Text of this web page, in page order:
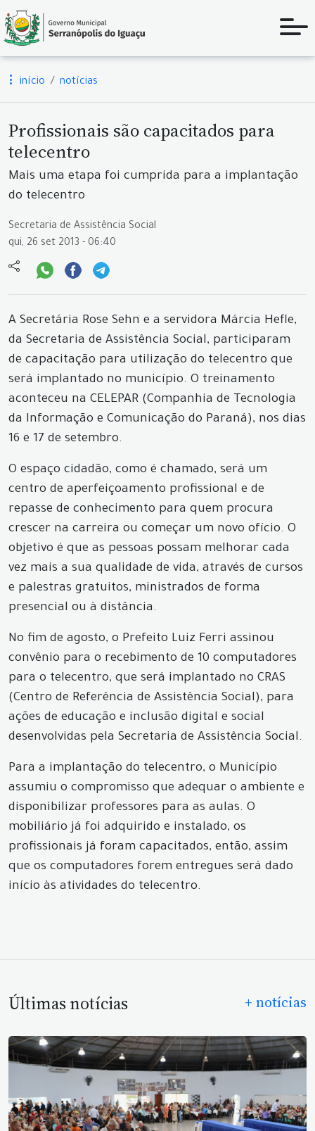
início notícias
Profissionais são capacitados para
telecentro
Mais uma etapa foi cumprida para a implantação
do telecentro
Secretaria de Assistência Social
qui, 26 set 2013 - 06:40
A Secretária Rose Sehn e a servidora Márcia Hefle,
da Secretaria de Assistência Social, participaram
de capacitação para utilização do telecentro que
será implantado no município. O treinamento
aconteceu na CELEPAR (Companhia de Tecnologia
da Informação e Comunicação do Paraná), nos dias
16 e 17 de setembro.
O espaço cidadão, como é chamado, será um
centro de aperfeiçoamento profissional e de
repasse de conhecimento para quem procura
crescer na carreira ou começar um novo ofício. O
objetivo é que as pessoas possam melhorar cada
vez mais a sua qualidade de vida, através de cursos
e palestras gratuitos, ministrados de forma
presencial ou à distância.
No fim de agosto, o Prefeito Luiz Ferri assinou
convênio para o recebimento de 10 computadores
para o telecentro, que será implantado no CRAS
(Centro de Referência de Assistência Social), para
ações de educação e inclusão digital e social
desenvolvidas pela Secretaria de Assistência Social.
Para a implantação do telecentro, o Município
assumiu o compromisso que adequar o ambiente e
disponibilizar professores para as aulas. O
mobiliário já foi adquirido e instalado, os
profissionais já foram capacitados, então, assim
que os computadores forem entregues será dado
início às atividades do telecentro.
Últimas notícias + notícias